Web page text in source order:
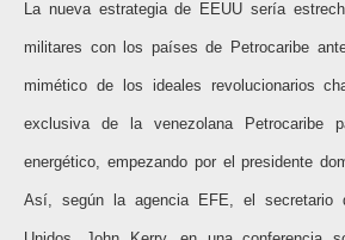
La nueva estrategia de EEUU sería
militares con los países de Petrocaribe
mimético de los ideales revolucionarios
exclusiva de la venezolana Petrocaribe
energético, empezando por el presidente
Así, según la agencia EFE, el secretario